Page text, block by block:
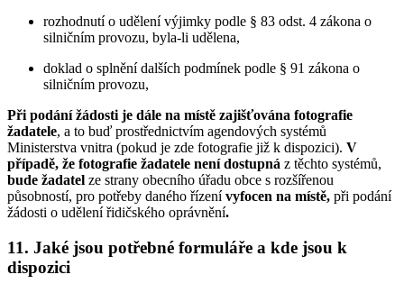
rozhodnutí o udělení výjimky podle § 83 odst. 4 zákona o
silničním provozu, byla-li udělena,
doklad o splnění dalších podmínek podle § 91 zákona o
silničním provozu,
Při podání žádosti je dále na místě zajišťována fotografie
žadatele, a to buď prostřednictvím agendových systémů
Ministerstva vnitra (pokud je zde fotografie již k dispozici). V
případě, že fotografie žadatele není dostupná z těchto systémů,
bude žadatel ze strany obecního úřadu obce s rozšířenou
působností, pro potřeby daného řízenívyfocen na místě, při podání
žádosti o udělení řidičského oprávnění.
11. Jaké jsou potřebné formuláře a kde jsou k
dispozici